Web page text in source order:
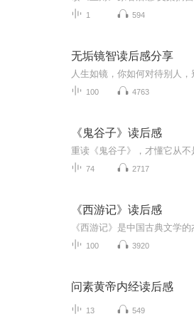
1 594
无垢镜智读后感分享
100 4763
《鬼谷子》读后感
74 2717
《西游记》读后感
100 3920
问素黄帝内经读后感
13 549